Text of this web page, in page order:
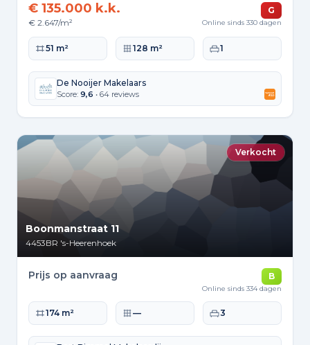
€ 135.000 k.k.
€ 2.647/m²
G
Online sinds 330 dagen
Woonoppervlakte
51 m² Perceeloppervlakte
128 m² Slaapkamers
1
De Nooijer Makelaars
Score: 9,6 • 64 reviews
Verkocht
Boonmanstraat 11
4453BR 's-Heerenhoek
Prijs op aanvraag B
Online sinds 334 dagen
Woonoppervlakte
174 m² Perceeloppervlakte
— Slaapkamers
3